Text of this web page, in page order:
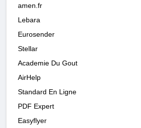
amen.fr
Lebara
Eurosender
Stellar
Academie Du Gout
AirHelp
Standard En Ligne
PDF Expert
Easyflyer